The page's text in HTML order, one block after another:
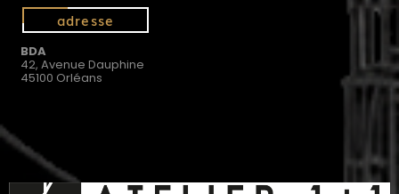
adresse
BDA
42, Avenue Dauphine
45100 Orléans